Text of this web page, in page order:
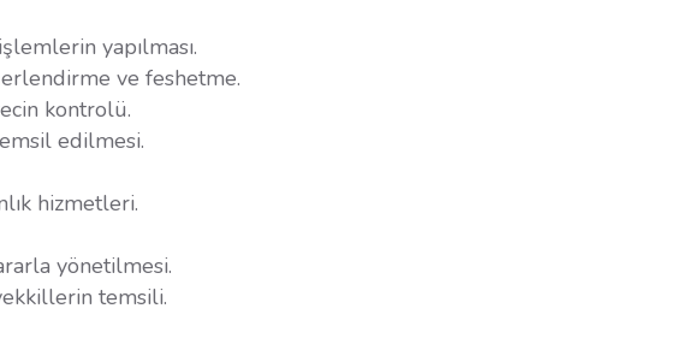
yapılması.
ve feshetme.
kontrolü.
edilmesi.
hizmetleri.
yönetilmesi.
temsili.